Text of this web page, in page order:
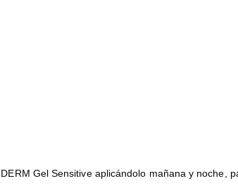
Gel Sensitive aplicándolo mañana y